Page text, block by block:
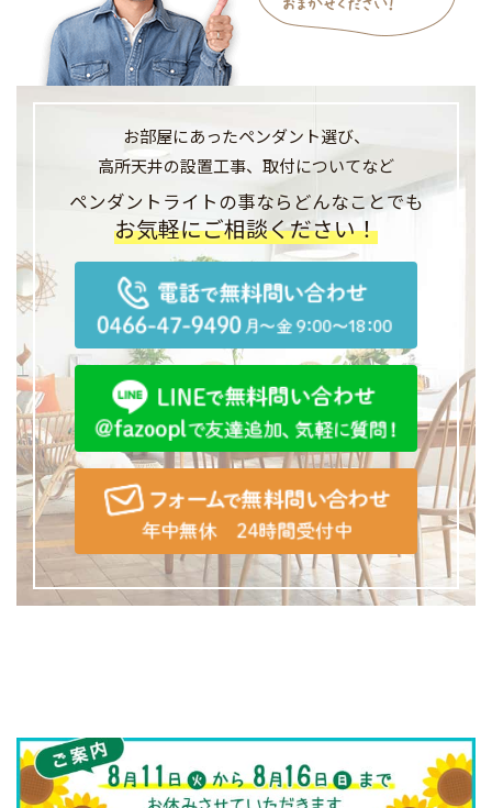
お部屋にあったペンダント選び、
高所天井の設置工事、 取付についてなど
ペンダントライトの事なら どんなことでも
お気軽にご相談ください！